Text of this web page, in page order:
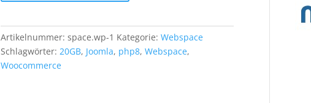
Artikelnummer:space.wp-1 Kategorie:Webspace
Schlagwörter:20GB, Joomla, php8,Webspace,
Woocommerce